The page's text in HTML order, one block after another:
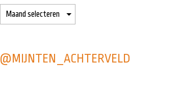
@MIJNTEN_ACHTERVELD